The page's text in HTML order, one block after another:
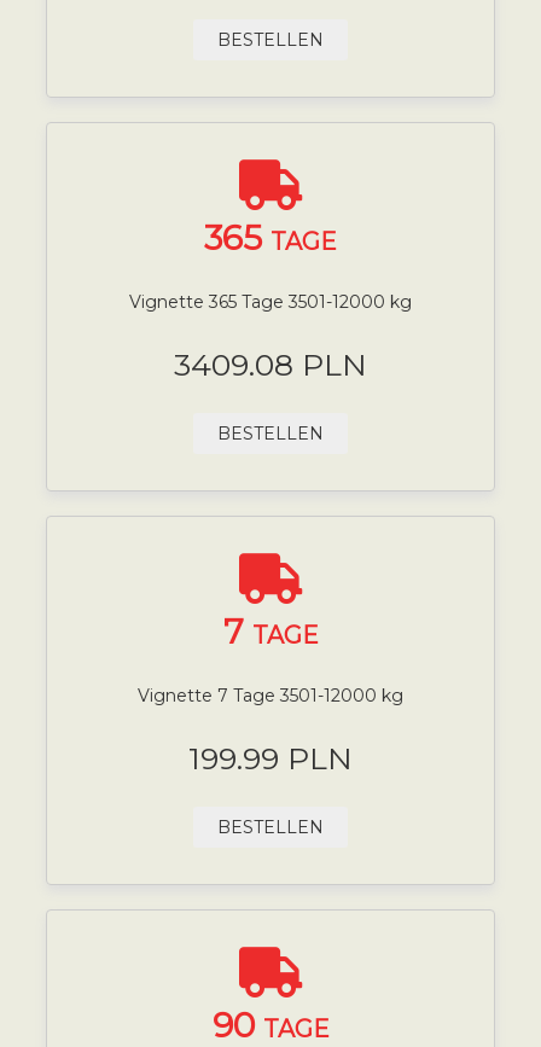
BESTELLEN
365 TAGE
Vignette 365 Tage 3501-12000 kg
3409.08 PLN
BESTELLEN
7 TAGE
Vignette 7 Tage 3501-12000 kg
199.99 PLN
BESTELLEN
90 TAGE